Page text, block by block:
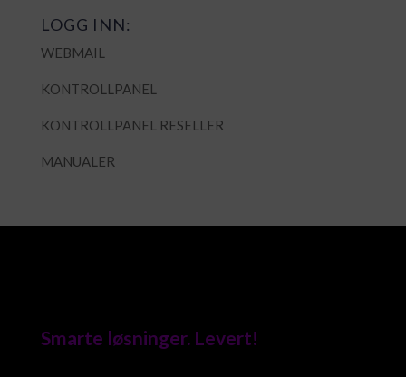
LOGG INN:
WEBMAIL
KONTROLLPANEL
KONTROLLPANEL RESELLER
MANUALER
Smarte løsninger. Levert!